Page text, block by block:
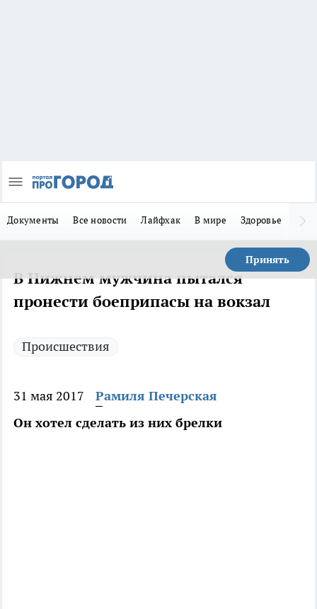
Документы Все новости Лайфхак В мире Здоровье
Принять
В Нижнем мужчина пытался
пронести боеприпасы на вокзал
Происшествия
31 мая 2017
Рамиля Печерская
Он хотел сделать из них брелки